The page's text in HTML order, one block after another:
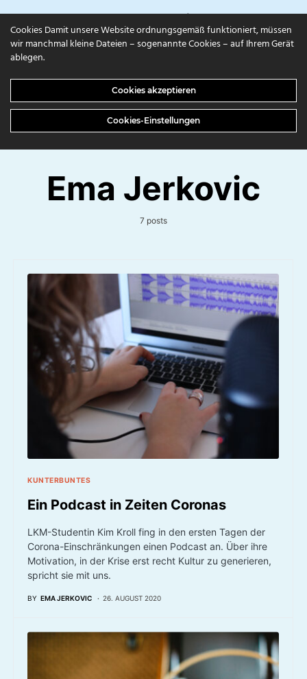
campuls.online
Ema Jerkovic
7 posts
KUNTERBUNTES
Ein Podcast in Zeiten Coronas
LKM-Studentin Kim Kroll fing in den ersten Tagen der
Corona-Einschränkungen einen Podcast an. Über ihre
Motivation, in der Krise erst recht Kultur zu generieren,
spricht sie mit uns.
BY EMA JERKOVIC 26. AUGUST 2020
Cookies Damit unsere Website ordnungsgemäß funktioniert, müssen
wir manchmal kleine Dateien – sogenannte Cookies – auf Ihrem Gerät
ablegen.
Cookies akzeptieren
Cookies-Einstellungen